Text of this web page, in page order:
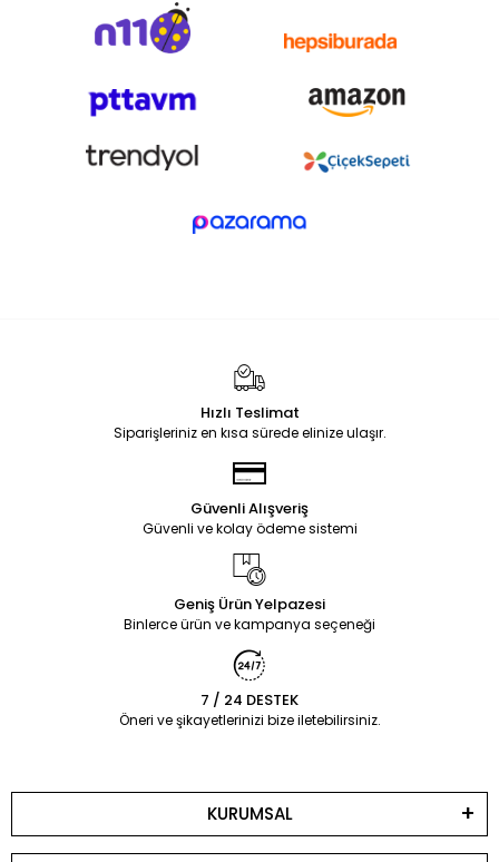
Hızlı Teslimat
Siparişleriniz en kısa sürede elinize ulaşır.
Güvenli Alışveriş
Güvenli ve kolay ödeme sistemi
Geniş Ürün Yelpazesi
Binlerce ürün ve kampanya seçeneği
7 / 24 DESTEK
Öneri ve şikayetlerinizi bize iletebilirsiniz.
KURUMSAL